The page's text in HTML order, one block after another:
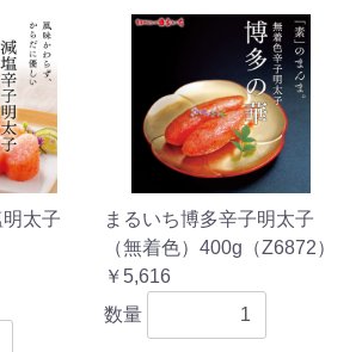
太子
まるいち博多辛子明太子
（無着色）400g（Z6872）
￥5,616
数量